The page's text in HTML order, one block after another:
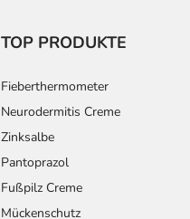
TOP PRODUKTE
Fieberthermometer
Neurodermitis Creme
Zinksalbe
Pantoprazol
Fußpilz Creme
Mückenschutz